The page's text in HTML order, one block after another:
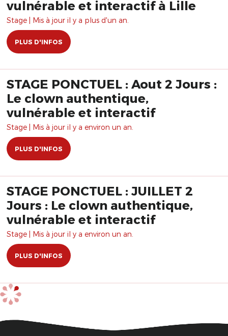
vulnérable et interactif à Lille
Stage | Mis à jour il y a plus d'un an.
PLUS D'INFOS
STAGE PONCTUEL : Aout 2 Jours :
Le clown authentique,
vulnérable et interactif
Stage | Mis à jour il y a environ un an.
PLUS D'INFOS
STAGE PONCTUEL : JUILLET 2
Jours : Le clown authentique,
vulnérable et interactif
Stage | Mis à jour il y a environ un an.
PLUS D'INFOS